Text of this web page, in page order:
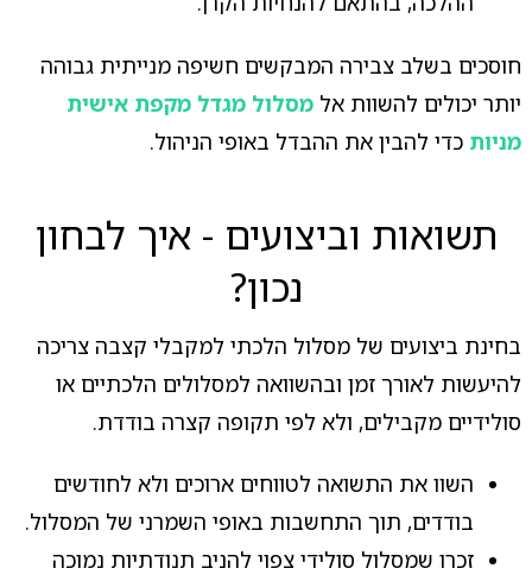
חוסכים בשלב צבירה המבקשים חשיפה מנייתית גבוהה
יותר יכולים להשוות אל מסלול מגדל מקפת אישית
מניות כדי להבין את ההבדל באופי הניהול.
תשואות וביצועים - איך לבחון
נכון?
בחינת ביצועים של מסלול הלכתי למקבלי קצבה צריכה
להיעשות לאורך זמן ובהשוואה למסלולים הלכתיים או
סולידיים מקבילים, ולא לפי תקופה קצרה בודדת.
השוו את התשואה לטווחים ארוכים ולא לחודשים
בודדים, תוך התחשבות באופי השמרני של המסלול.
זכרו שמסלול סולידי צפוי להניב תנודתיות נמוכה